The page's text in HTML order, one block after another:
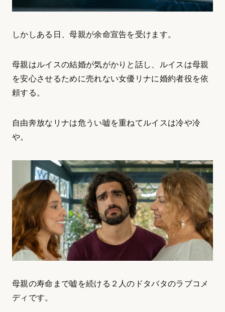
しかしある日、母親が余命宣告を受けます。
母親はルイスの結婚が気がかりと話し、ルイスは母親
を安心させるために売れない女優リナに婚約者役を依
頼する。
自由奔放なリナは危うい嘘を重ねてルイスは冷や冷
や。
母親の寿命まで嘘を続ける２人のドタバタのラブコメ
ディです。